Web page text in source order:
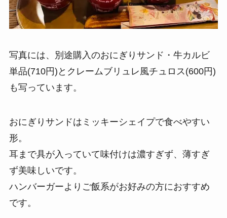
写真には、別途購入のおにぎりサンド・牛カルビ
単品(710円)とクレームブリュレ風チュロス(600円)
も写っています。
おにぎりサンドはミッキーシェイプで食べやすい
形。
耳まで具が入っていて味付けは濃すぎず、薄すぎ
ず美味しいです。
ハンバーガーよりご飯系がお好みの方におすすめ
です。